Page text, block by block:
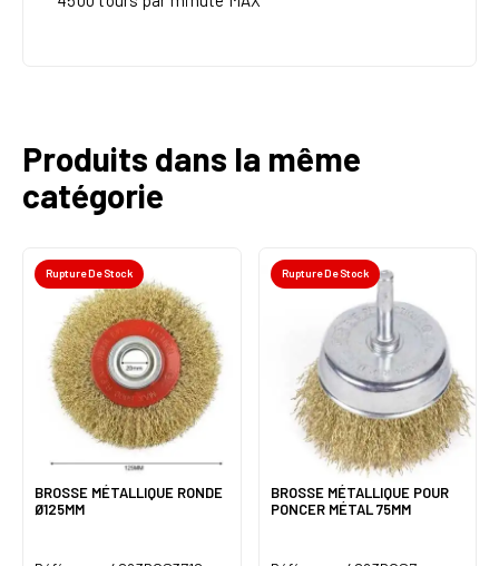
Produits dans la même
catégorie
Rupture De Stock
BROSSE MÉTALLIQUE RONDE
Ø125MM
Rupture De Stock
BROSSE MÉTALLIQUE POUR
PONCER MÉTAL 75MM